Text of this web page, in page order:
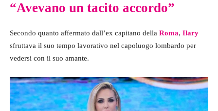
“Avevano un tacito accordo”
Secondo quanto affermato dall’ex capitano della Roma, Ilary
sfruttava il suo tempo lavorativo nel capoluogo lombardo per
vedersi con il suo amante.